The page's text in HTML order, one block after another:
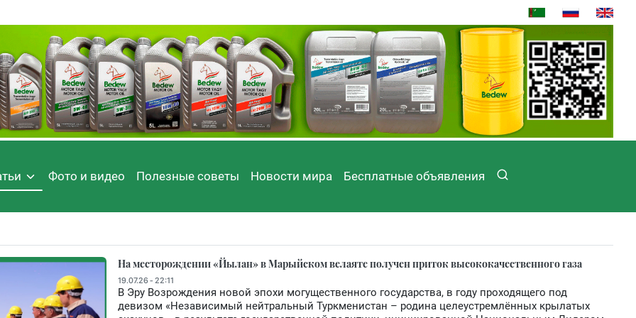
Фото и видео Полезные советы Новости мира Бесплатные объявления
На месторождении «Йылан» в Марыйском велаяте получен приток высококачественного газа
19.07.26 - 22:11
В Эру Возрождения новой эпохи могущественного государства, в году проходящего под
девизом «Независимый нейтральный Туркменистан – родина целеустремлённых крылатых